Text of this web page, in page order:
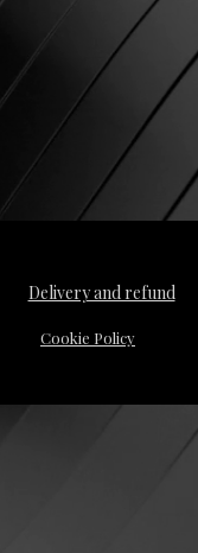
Delivery and refund
Cookie Policy